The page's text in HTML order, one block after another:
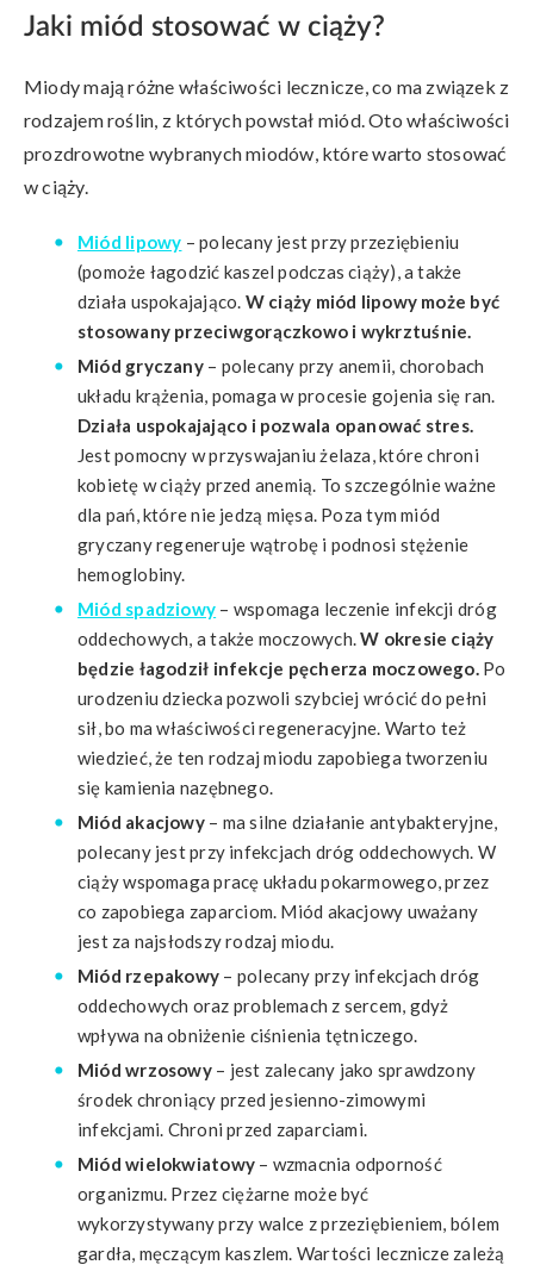
Jaki miód stosować w ciąży?
Miody mają różne właściwości lecznicze, co ma związek z
rodzajem roślin, z których powstał miód. Oto właściwości
prozdrowotne wybranych miodów, które warto stosować
w ciąży.
Miód lipowy – polecany jest przy przeziębieniu
(pomoże łagodzić kaszel podczas ciąży), a także
działa uspokajająco. W ciąży miód lipowy może być
stosowany przeciwgorączkowo i wykrztuśnie.
Miód gryczany– polecany przy anemii, chorobach
układu krążenia, pomaga w procesie gojenia się ran.
Działa uspokajająco i pozwala opanować stres.
Jest pomocny w przyswajaniu żelaza, które chroni
kobietę w ciąży przed anemią. To szczególnie ważne
dla pań, które nie jedzą mięsa. Poza tym miód
gryczany regeneruje wątrobę i podnosi stężenie
hemoglobiny.
Miód spadziowy – wspomaga leczenie infekcji dróg
oddechowych, a także moczowych.W okresie ciąży
będzie łagodził infekcje pęcherza moczowego.Po
urodzeniu dziecka pozwoli szybciej wrócić do pełni
sił, bo ma właściwości regeneracyjne. Warto też
wiedzieć, że ten rodzaj miodu zapobiega tworzeniu
się kamienia nazębnego.
Miód akacjowy– ma silne działanie antybakteryjne,
polecany jest przy infekcjach dróg oddechowych. W
ciąży wspomaga pracę układu pokarmowego, przez
co zapobiega zaparciom. Miód akacjowy uważany
jest za najsłodszy rodzaj miodu.
Miód rzepakowy – polecany przy infekcjach dróg
oddechowych oraz problemach z sercem, gdyż
wpływa na obniżenie ciśnienia tętniczego.
Miód wrzosowy– jest zalecany jako sprawdzony
środek chroniący przed jesienno-zimowymi
infekcjami. Chroni przed zaparciami.
Miód wielokwiatowy – wzmacnia odporność
organizmu. Przez ciężarne może być
wykorzystywany przy walce z przeziębieniem, bólem
gardła, męczącym kaszlem. Wartości lecznicze zależą